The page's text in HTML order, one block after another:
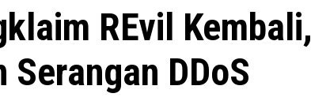
REvil Kembali,
DDoS